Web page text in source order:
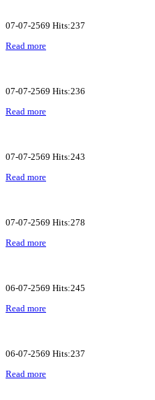
07-07-2569 Hits:237
Read more
07-07-2569 Hits:236
Read more
07-07-2569 Hits:243
Read more
07-07-2569 Hits:278
Read more
06-07-2569 Hits:245
Read more
06-07-2569 Hits:237
Read more